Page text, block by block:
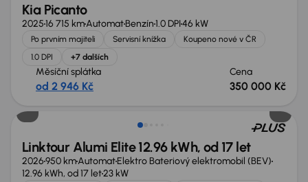
Kia Picanto
202516 715 kmAutomatBenzín1.0 DPI46 kW
Po prvním majiteli Servisní knížka
Koupeno nové v ČR
1.0 DPI
+7 dalších
Měsíční splátka
od 2 946 Kč
Cena
350 000 Kč
Možnost odpočtu DPH
Linktour Alumi Elite 12.96 kWh, od 17 let
2026950 kmAutomatElektro Bateriový elektromobil (BEV)
12.96 kWh, od 17 let23 kW